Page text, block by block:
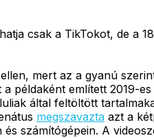
csak a TikTokot, de a
mert az a gyanú
említett 2019-
által feltöltött
megszavazta azt a
számítógépein. A